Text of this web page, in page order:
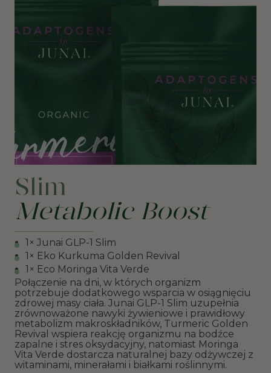
Slim
Metabolic Boost
1× Junai GLP-1 Slim
1× Eko Kurkuma Golden Revival
1× Eco Moringa Vita Verde
Połączenie na dni, w których organizm
potrzebuje dodatkowego wsparcia w osiągnięciu
zdrowej masy ciała. Junai GLP-1 Slim uzupełnia
zrównoważone nawyki żywieniowe i prawidłowy
metabolizm makroskładników, Turmeric Golden
Revival wspiera reakcję organizmu na bodźce
zapalne i stres oksydacyjny, natomiast Moringa
Vita Verde dostarcza naturalnej bazy odżywczej z
witaminami, minerałami i białkami roślinnymi.